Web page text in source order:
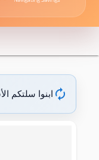
autorenew ابنوا سلتكم